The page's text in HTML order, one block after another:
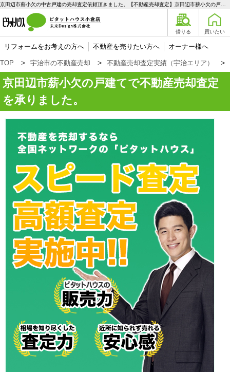
借りる 買いたい
リフォームをお考えの方へ 不動産を売りたい方へ オーナー様へ
TOP 宇治市の不動産売却 不動産売却査定実績（宇治エリア）
京田辺市薪小欠の戸建てで不動産売却査定
を承りました。